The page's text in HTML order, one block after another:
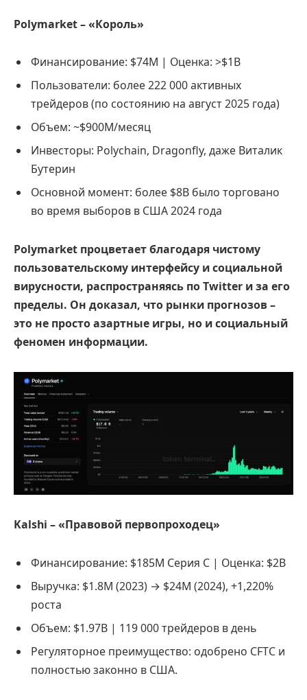
Polymarket – «Король»
Финансирование: $74M | Оценка: >$1B
Пользователи: более 222 000 активных
трейдеров (по состоянию на август 2025 года)
Объем: ~$900M/месяц
Инвесторы: Polychain, Dragonfly, даже Виталик
Бутерин
Основной момент: более $8B было торговано
во время выборов в США 2024 года
Polymarket процветает благодаря чистому
пользовательскому интерфейсу и социальной
вирусности, распространяясь по Twitter и за его
пределы. Он доказал, что рынки прогнозов –
это не просто азартные игры, но и социальный
феномен информации.
Kalshi – «Правовой первопроходец»
Финансирование: $185M Серия C | Оценка: $2B
Выручка: $1.8M (2023) → $24M (2024), +1,220%
роста
Объем: $1.97B | 119 000 трейдеров в день
Регуляторное преимущество: одобрено CFTC и
полностью законно в США.